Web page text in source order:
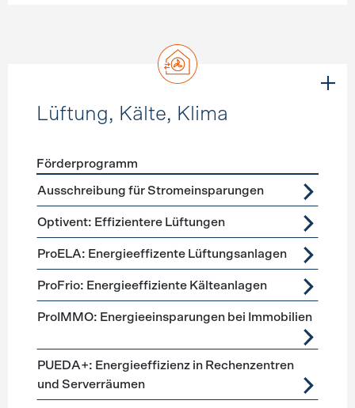
Lüftung, Kälte, Klima
Förderprogramme Lüftung, Kälte, Klima
Förderprogramm
Ausschreibung für Stromeinsparungen
Optivent: Effizientere Lüftungen
ProELA: Energieeffizente Lüftungsanlagen
ProFrio: Energieeffiziente Kälteanlagen
ProIMMO: Energieeinsparungen bei Immobilien
PUEDA+: Energieeffizienz in Rechenzentren
und Serverräumen